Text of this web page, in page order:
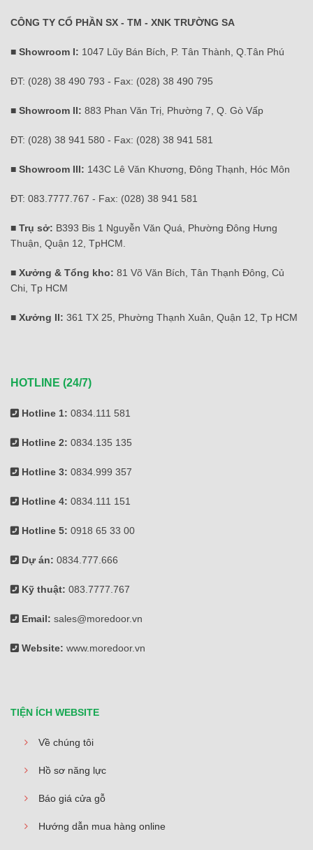
CÔNG TY CỔ PHẦN SX - TM - XNK TRƯỜNG SA
■ Showroom I: 1047 Lũy Bán Bích, P. Tân Thành, Q.Tân Phú
ĐT: (028) 38 490 793 - Fax: (028) 38 490 795
■ Showroom II: 883 Phan Văn Trị, Phường 7, Q. Gò Vấp
ĐT: (028) 38 941 580 - Fax: (028) 38 941 581
■ Showroom III: 143C Lê Văn Khương, Đông Thạnh, Hóc Môn
ĐT: 083.7777.767 - Fax: (028) 38 941 581
■ Trụ sở: B393 Bis 1 Nguyễn Văn Quá, Phường Đông Hưng
Thuận, Quận 12, TpHCM.
■ Xưởng & Tổng kho: 81 Võ Văn Bích, Tân Thạnh Đông, Củ
Chi, Tp HCM
■ Xưởng II: 361 TX 25, Phường Thạnh Xuân, Quận 12, Tp HCM
HOTLINE (24/7)
Hotline 1: 0834.111 581
Hotline 2: 0834.135 135
Hotline 3: 0834.999 357
Hotline 4: 0834.111 151
Hotline 5: 0918 65 33 00
Dự án: 0834.777.666
Kỹ thuật: 083.7777.767
Email: sales@moredoor.vn
Website: www.moredoor.vn
TIỆN ÍCH WEBSITE
Về chúng tôi
Hồ sơ năng lực
Báo giá cửa gỗ
Hướng dẫn mua hàng online